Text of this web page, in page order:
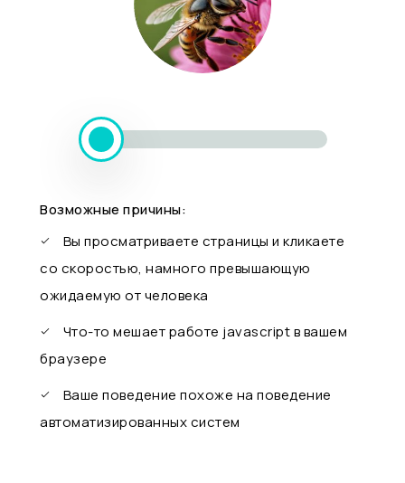
Возможные причины:
Вы просматриваете страницы и кликаете
со скоростью, намного превышающую
ожидаемую от человека
Что-то мешает работе javascript в вашем
браузере
Ваше поведение похоже на поведение
автоматизированных систем